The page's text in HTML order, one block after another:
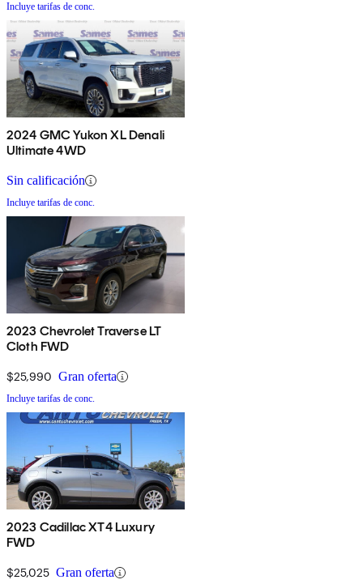
Incluye tarifas de conc.
2024 GMC Yukon XL Denali
Ultimate 4WD
Sin calificación
Incluye tarifas de conc.
2023 Chevrolet Traverse LT
Cloth FWD
$25,990 Gran oferta
Incluye tarifas de conc.
2023 Cadillac XT4 Luxury
FWD
$25,025 Gran oferta